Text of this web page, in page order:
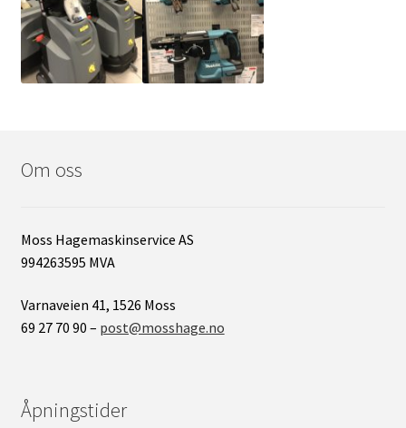
Om oss
Moss Hagemaskinservice AS
994263595 MVA
Varnaveien 41, 1526 Moss
69 27 70 90 – post@mosshage.no
Åpningstider